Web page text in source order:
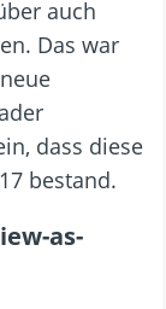
auch
Das war
dass diese
bestand.
as-